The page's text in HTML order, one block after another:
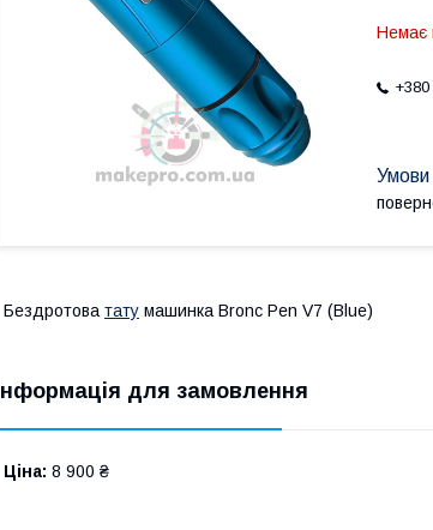
Немає
Бездротоватату машинка Bronc Pen V7 (Blue)
Інформація для замовлення
Ціна: 8 900 ₴